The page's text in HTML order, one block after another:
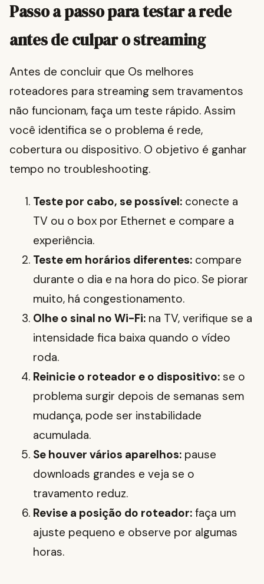
Passo a passo para testar a rede
antes de culpar o streaming
Antes de concluir que Os melhores
roteadores para streaming sem travamentos
não funcionam, faça um teste rápido. Assim
você identifica se o problema é rede,
cobertura ou dispositivo. O objetivo é ganhar
tempo no troubleshooting.
Teste por cabo, se possível: conecte a
TV ou o box por Ethernet e compare a
experiência.
Teste em horários diferentes: compare
durante o dia e na hora do pico. Se piorar
muito, há congestionamento.
Olhe o sinal no Wi-Fi: na TV, verifique se a
intensidade fica baixa quando o vídeo
roda.
Reinicie o roteador e o dispositivo: se o
problema surgir depois de semanas sem
mudança, pode ser instabilidade
acumulada.
Se houver vários aparelhos: pause
downloads grandes e veja se o
travamento reduz.
Revise a posição do roteador: faça um
ajuste pequeno e observe por algumas
horas.